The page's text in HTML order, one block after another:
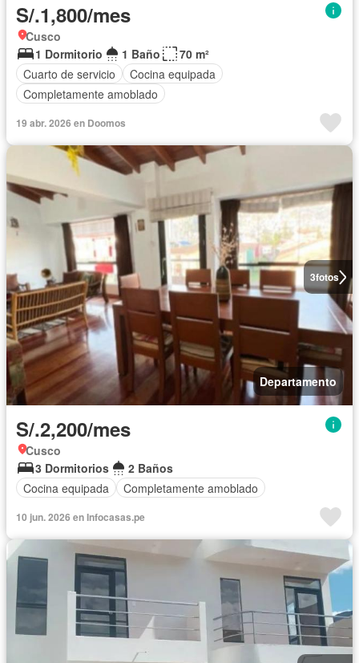
S/.1,800/mes
Cusco
1 Dormitorio
1 Baño
70 m²
Cuarto de servicio
Cocina equipada
Completamente amoblado
19 abr. 2026 en Doomos
3fotos
Departamento
S/.2,200/mes
Cusco
3 Dormitorios
2 Baños
Cocina equipada
Completamente amoblado
10 jun. 2026 en Infocasas.pe